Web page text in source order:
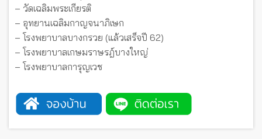
– วัดเฉลิมพระเกียรติ
– อุทยานเฉลิมกาญจนาภิเษก
– โรงพยาบาลบางกรวย (แล้วเสร็จปี 62)
– โรงพยาบาลเกษมราษรฎ์บางใหญ่
– โรงพยาบาลการุญเวช